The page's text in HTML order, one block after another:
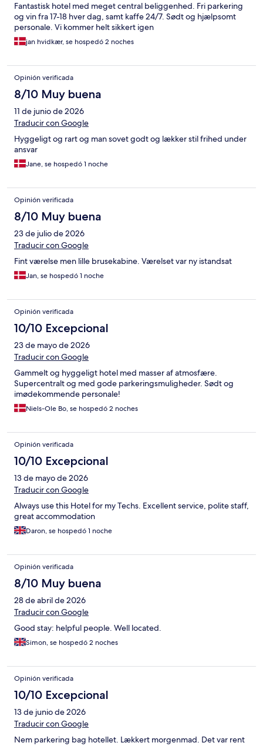
Fantastisk hotel med meget central beliggenhed. Fri parkering
og vin fra 17-18 hver dag, samt kaffe 24/7. Sødt og hjælpsomt
personale. Vi kommer helt sikkert igen
jan hvidkær, se hospedó 2 noches
Opinión verificada
8/10 Muy buena
11 de junio de 2026
Traducir con Google
Hyggeligt og rart og man sovet godt og lækker stil frihed under
ansvar
Jane, se hospedó 1 noche
Opinión verificada
8/10 Muy buena
23 de julio de 2026
Traducir con Google
Fint værelse men lille brusekabine. Værelset var ny istandsat
Jan, se hospedó 1 noche
Opinión verificada
10/10 Excepcional
23 de mayo de 2026
Traducir con Google
Gammelt og hyggeligt hotel med masser af atmosfære.
Supercentralt og med gode parkeringsmuligheder. Sødt og
imødekommende personale!
Niels-Ole Bo, se hospedó 2 noches
Opinión verificada
10/10 Excepcional
13 de mayo de 2026
Traducir con Google
Always use this Hotel for my Techs. Excellent service, polite staff,
great accommodation
Daron, se hospedó 1 noche
Opinión verificada
8/10 Muy buena
28 de abril de 2026
Traducir con Google
Good stay: helpful people. Well located.
Simon, se hospedó 2 noches
Opinión verificada
10/10 Excepcional
13 de junio de 2026
Traducir con Google
Nem parkering bag hotellet. Lækkert morgenmad. Det var rent